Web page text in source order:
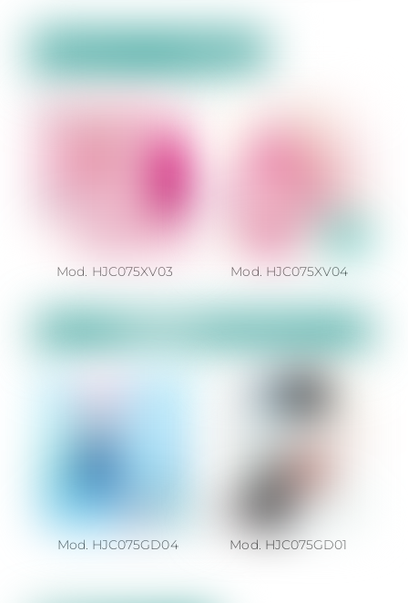
Mod. HJC075XV03 Mod. HJC075XV04
Mod. HJC075GD04 Mod. HJC075GD01